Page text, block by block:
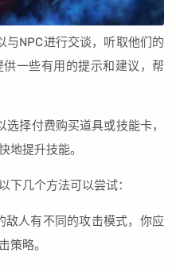
NPC进行交谈，听取他们的
一些有用的提示和建议，帮
择付费购买道具或技能卡，
地提升技能。
下几个方法可以尝试：
敌人有不同的攻击模式，你应
策略。